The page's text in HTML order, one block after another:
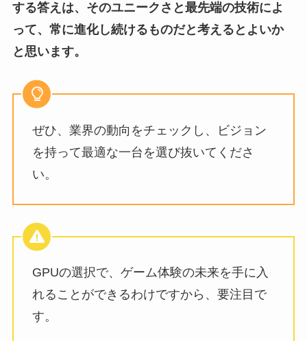
する答えは、そのユニークさと最先端の技術によ
って、常に進化し続けるものだと考えるとよいか
と思います。
ぜひ、業界の動向をチェックし、ビジョン
を持って最適な一台を選び抜いてくださ
い。
GPUの選択で、ゲーム体験の未来を手に入
れることができるわけですから、要注目で
す。